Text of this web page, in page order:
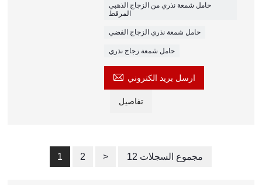
حامل شمعة نذري من الزجاج الذهبي
المرقط
حامل شمعة نذري الزجاج الفضي
حامل شمعة زجاج نذري
 ارسل بريد الكتروني
تفاصيل
1 2 > 12 مجموع السجلات